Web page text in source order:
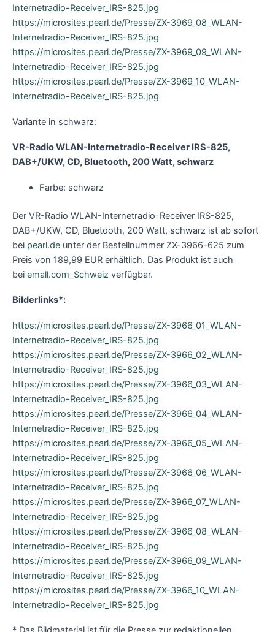
Internetradio-Receiver_IRS-825.jpg
https://microsites.pearl.de/Presse/ZX-3969_08_WLAN-
Internetradio-Receiver_IRS-825.jpg
https://microsites.pearl.de/Presse/ZX-3969_09_WLAN-
Internetradio-Receiver_IRS-825.jpg
https://microsites.pearl.de/Presse/ZX-3969_10_WLAN-
Internetradio-Receiver_IRS-825.jpg
Variante in schwarz:
VR-Radio WLAN-Internetradio-Receiver IRS-825,
DAB+/UKW, CD, Bluetooth, 200 Watt, schwarz
Farbe: schwarz
Der VR-Radio WLAN-Internetradio-Receiver IRS-825,
DAB+/UKW, CD, Bluetooth, 200 Watt, schwarz ist ab sofort
bei pearl.de unter der Bestellnummer ZX-3966-625 zum
Preis von 189,99 EUR erhältlich. Das Produkt ist auch
bei emall.com_Schweiz verfügbar.
Bilderlinks*:
https://microsites.pearl.de/Presse/ZX-3966_01_WLAN-
Internetradio-Receiver_IRS-825.jpg
https://microsites.pearl.de/Presse/ZX-3966_02_WLAN-
Internetradio-Receiver_IRS-825.jpg
https://microsites.pearl.de/Presse/ZX-3966_03_WLAN-
Internetradio-Receiver_IRS-825.jpg
https://microsites.pearl.de/Presse/ZX-3966_04_WLAN-
Internetradio-Receiver_IRS-825.jpg
https://microsites.pearl.de/Presse/ZX-3966_05_WLAN-
Internetradio-Receiver_IRS-825.jpg
https://microsites.pearl.de/Presse/ZX-3966_06_WLAN-
Internetradio-Receiver_IRS-825.jpg
https://microsites.pearl.de/Presse/ZX-3966_07_WLAN-
Internetradio-Receiver_IRS-825.jpg
https://microsites.pearl.de/Presse/ZX-3966_08_WLAN-
Internetradio-Receiver_IRS-825.jpg
https://microsites.pearl.de/Presse/ZX-3966_09_WLAN-
Internetradio-Receiver_IRS-825.jpg
https://microsites.pearl.de/Presse/ZX-3966_10_WLAN-
Internetradio-Receiver_IRS-825.jpg